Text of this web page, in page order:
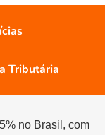
Tributária
no Brasil, com